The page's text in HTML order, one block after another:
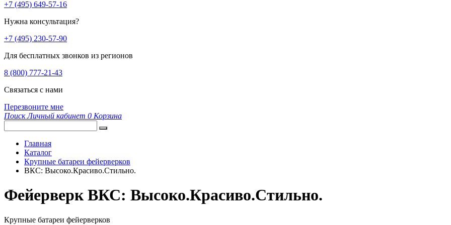
+7 (495) 649-57-16
Нужна консультация?
+7 (495) 230-57-90
Для бесплатных звонков из регионов
8 (800) 777-21-43
Связаться с нами
Перезвоните мне
Поиск Личный кабинет 0 Корзина
Главная
Каталог
Крупные батареи фейерверков
ВКС: Высоко.Красиво.Стильно.
Фейерверк ВКС: Высоко.Красиво.Стильно.
Крупные батареи фейерверков